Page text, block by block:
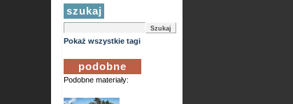
szukaj
Pokaż wszystkie tagi
podobne
Podobne materiały: